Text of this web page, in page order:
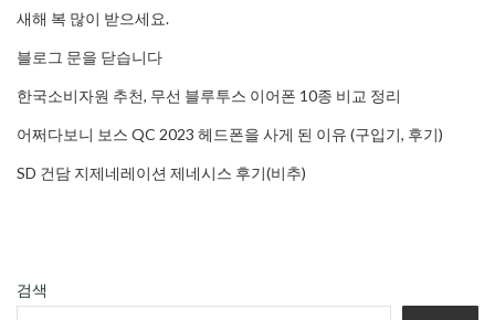
새해 복 많이 받으세요.
블로그 문을 닫습니다
한국소비자원 추천, 무선 블루투스 이어폰 10종 비교 정리
어쩌다보니 보스 QC 2023 헤드폰을 사게 된 이유 (구입기, 후기)
SD 건담 지제네레이션 제네시스 후기(비추)
검색